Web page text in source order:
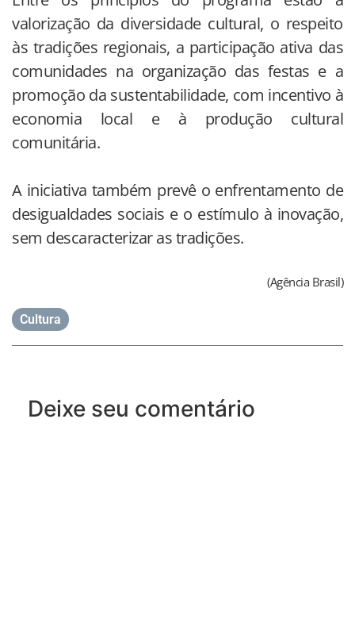
valorização da diversidade cultural, o respeito
às tradições regionais, a participação ativa das
comunidades na organização das festas e a
promoção da sustentabilidade, com incentivo à
economia local e à produção cultural
comunitária.
A iniciativa também prevê o enfrentamento de
desigualdades sociais e o estímulo à inovação,
sem descaracterizar as tradições.
(Agência Brasil)
Cultura
Deixe seu comentário